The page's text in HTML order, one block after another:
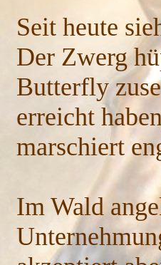
Seit heute
Der Zwerg
Butterfly
erreicht
marschiert
Im Wald